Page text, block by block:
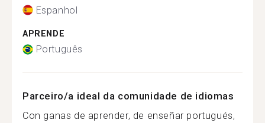
Espanhol
APRENDE
Português
Parceiro/a ideal da comunidade de idiomas
Con ganas de aprender, de enseñar portugués,